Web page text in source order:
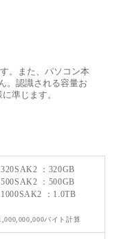
。また、パソコン本
。認識される容量お
準じます。
：320GB
：500GB
：1.0TB
バイト計算